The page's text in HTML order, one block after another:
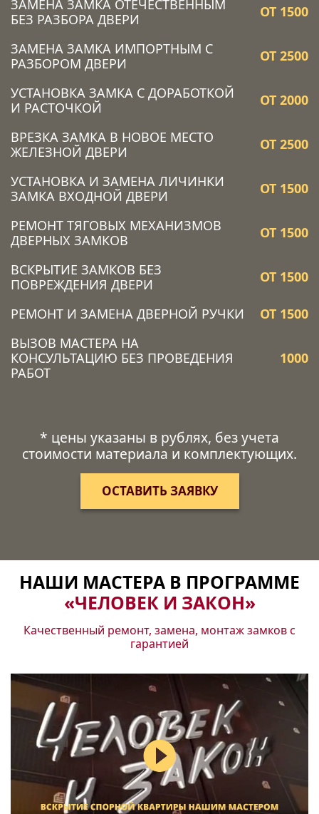
ЗАМЕНА ЗАМКА ОТЕЧЕСТВЕННЫМ
БЕЗ РАЗБОРА ДВЕРИ
ОТ 1500
ЗАМЕНА ЗАМКА ИМПОРТНЫМ С
РАЗБОРОМ ДВЕРИ
ОТ 2500
УСТАНОВКА ЗАМКА C ДОРАБОТКОЙ
И РАСТОЧКОЙ
ОТ 2000
ВРЕЗКА ЗАМКА В НОВОЕ МЕСТО
ЖЕЛЕЗНОЙ ДВЕРИ
ОТ 2500
УСТАНОВКА И ЗАМЕНА ЛИЧИНКИ
ЗАМКА ВХОДНОЙ ДВЕРИ
ОТ 1500
РЕМОНТ ТЯГОВЫХ МЕХАНИЗМОВ
ДВЕРНЫХ ЗАМКОВ
ОТ 1500
ВСКРЫТИЕ ЗАМКОВ БЕЗ
ПОВРЕЖДЕНИЯ ДВЕРИ
ОТ 1500
РЕМОНТ И ЗАМЕНА ДВЕРНОЙ РУЧКИ
ОТ 1500
ВЫЗОВ МАСТЕРА НА
КОНСУЛЬТАЦИЮ БЕЗ ПРОВЕДЕНИЯ
РАБОТ
1000
* цены указаны в рублях, без учета
стоимости материала и комплектующих.
ОСТАВИТЬ ЗАЯВКУ
НАШИ МАСТЕРА В ПРОГРАММЕ
«ЧЕЛОВЕК И ЗАКОН»
Качественный ремонт, замена, монтаж замков с
гарантией